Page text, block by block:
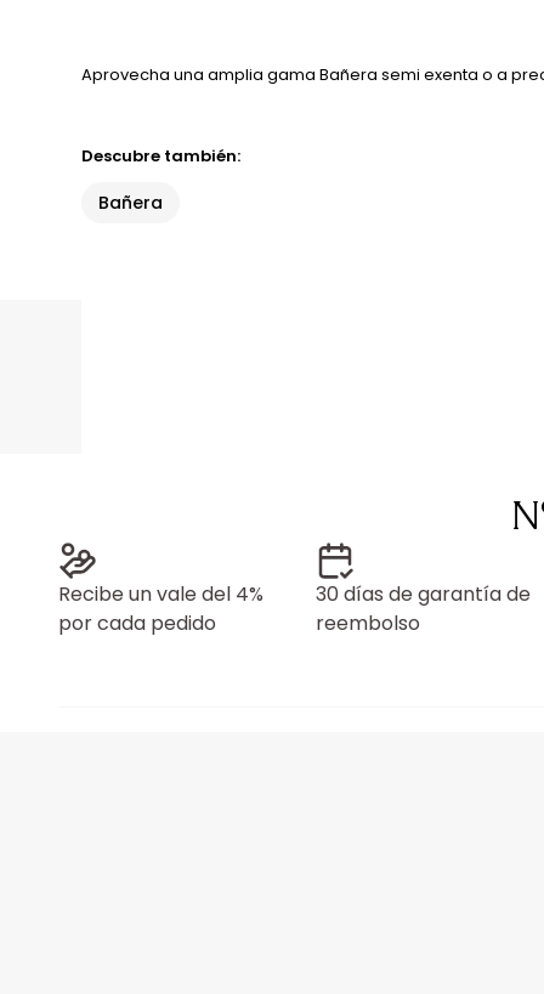
Aprovecha una amplia gama Bañera semi exenta o a
Descubre también:
Bañera
Recibe un vale del 4%
por cada pedido
30 días de garantía de
reembolso